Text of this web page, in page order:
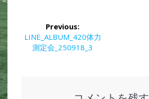
投
稿
ビ
Previous:
Previous
post:
LINE_ALBUM_420体力
測定会_250918_3